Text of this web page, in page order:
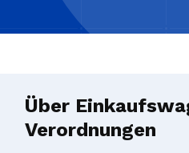
Über
Verordnungen